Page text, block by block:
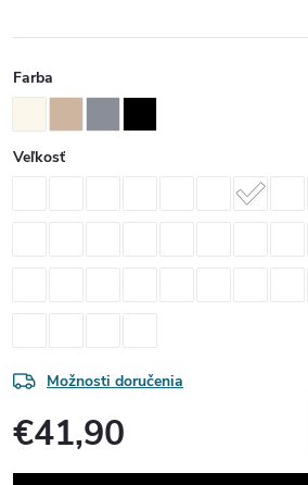
Farba
Veľkosť
Možnosti doručenia
€41,90